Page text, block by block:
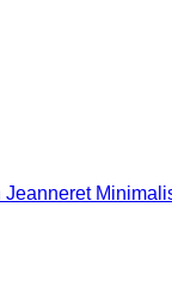
Jeanneret